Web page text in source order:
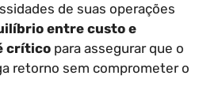
de suas operações
entre custo e
crítico para assegurar que o
retorno sem comprometer o